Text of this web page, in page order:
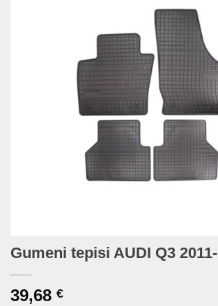
Gumeni tepisi AUDI Q3 2011-
39,68 €